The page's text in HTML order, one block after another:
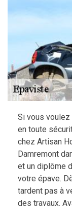
Si vous voulez
en toute
chez Artisan
Damremont
et un diplôme
votre épave.
tardent pas à
des travaux.